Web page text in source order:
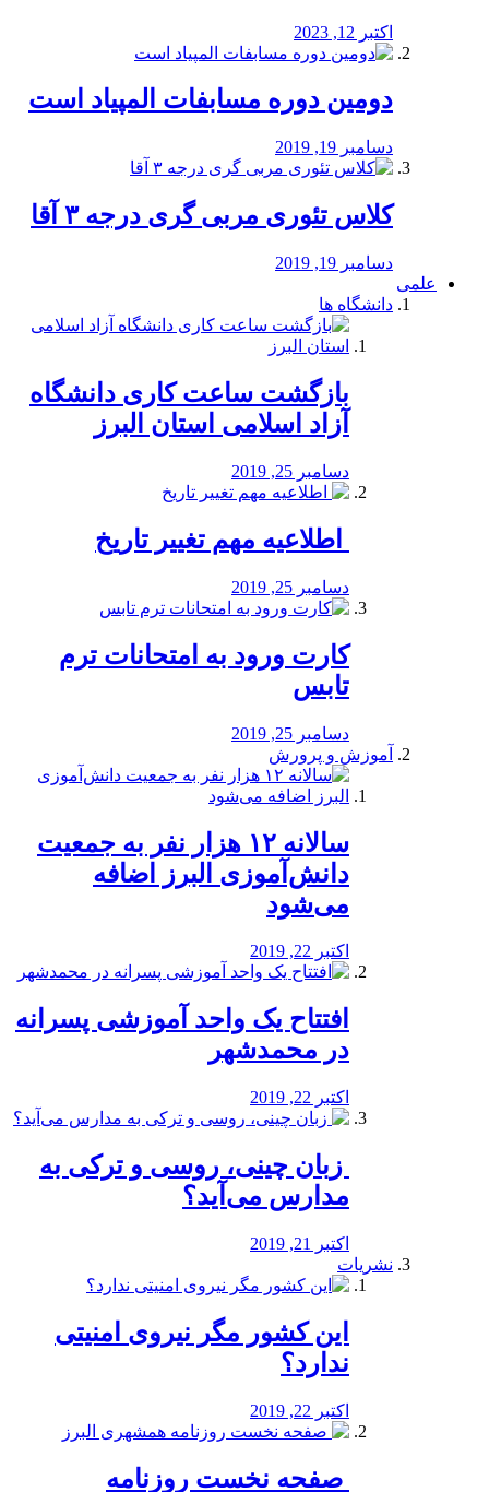
اکتبر 12, 2023
دومین دوره مسابفات المپیاد است
دسامبر 19, 2019
کلاس تئوری مربی گری درجه ۳ آقا
دسامبر 19, 2019
علمی
دانشگاه ها
بازگشت ساعت کاری دانشگاه
آزاد اسلامی استان البرز
دسامبر 25, 2019
️ اطلاعیه مهم تغییر تاریخ
دسامبر 25, 2019
کارت ورود به امتحانات ترم
تابس
دسامبر 25, 2019
آموزش و پرورش
️سالانه ۱۲ هزار نفر به جمعیت
دانش‌آموزی البرز اضافه
می‌شود
اکتبر 22, 2019
افتتاح یک واحد آموزشی پسرانه
در محمدشهر
اکتبر 22, 2019
️ زبان چینی، روسی و ترکی به
مدارس می‌آید؟
اکتبر 21, 2019
نشریات
این کشور مگر نیروی امنیتی
ندارد؟
اکتبر 22, 2019
️ صفحه نخست روزنامه‌